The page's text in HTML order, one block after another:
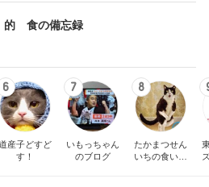
的 食の備忘録
6
産子どすど
す！
7
いもっちゃん
のブログ
8
たかまつせん
いちの食い散